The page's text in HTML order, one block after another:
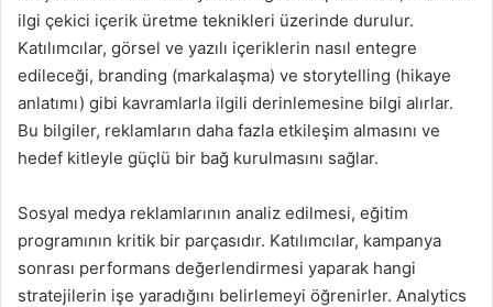
ilgi çekici içerik üretme teknikleri üzerinde durulur.
Katılımcılar, görsel ve yazılı içeriklerin nasıl entegre
edileceği, branding (markalaşma) ve storytelling (hikaye
anlatımı) gibi kavramlarla ilgili derinlemesine bilgi alırlar.
Bu bilgiler, reklamların daha fazla etkileşim almasını ve
hedef kitleyle güçlü bir bağ kurulmasını sağlar.
Sosyal medya reklamlarının analiz edilmesi, eğitim
programının kritik bir parçasıdır. Katılımcılar, kampanya
sonrası performans değerlendirmesi yaparak hangi
stratejilerin işe yaradığını belirlemeyi öğrenirler. Analytics